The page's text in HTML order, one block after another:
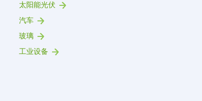
太阳能光伏
汽车
玻璃
工业设备